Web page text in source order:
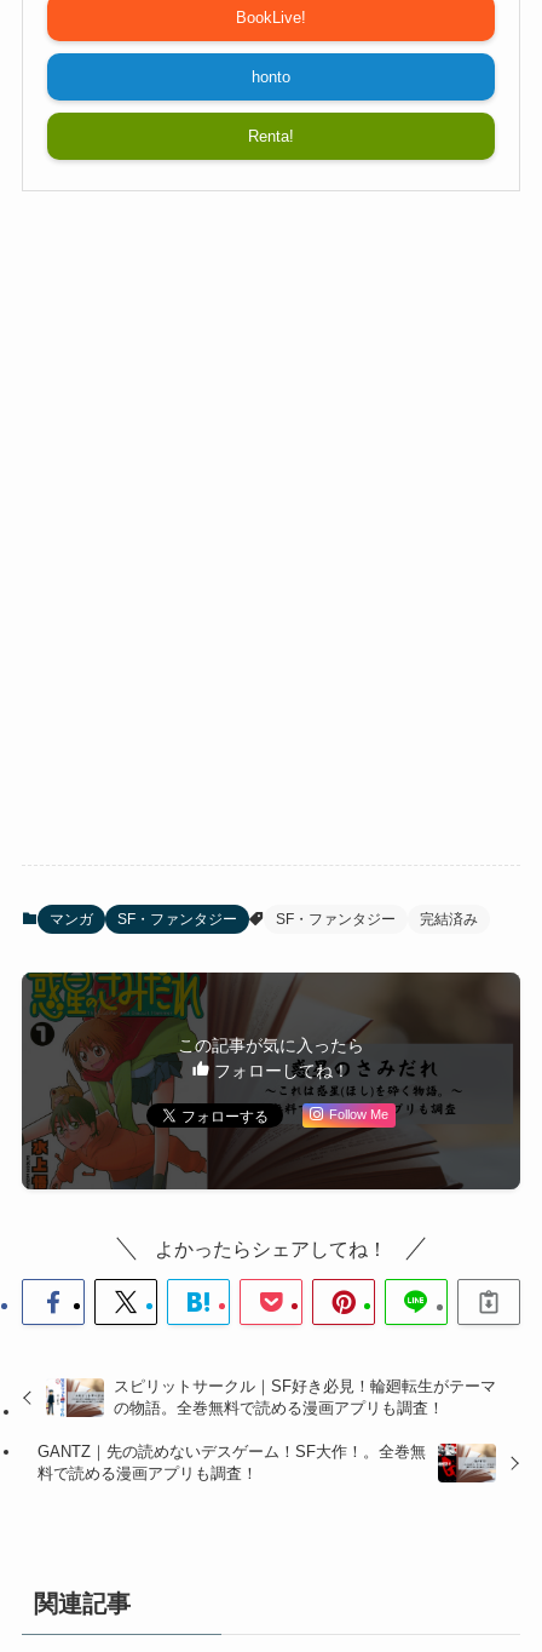
BookLive!
honto
Renta!
マンガ SF・ファンタジー SF・ファンタジー 完結済み
この記事が気に入ったら
フォローしてね！
Follow Me
よかったらシェアしてね！
スピリットサークル｜SF好き必見！輪廻転生がテーマ
の物語。全巻無料で読める漫画アプリも調査！
GANTZ｜先の読めないデスゲーム！SF大作！。全巻無
料で読める漫画アプリも調査！
関連記事